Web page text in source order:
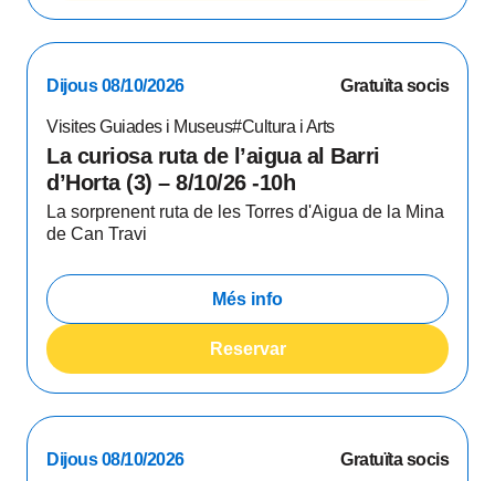
Dijous 08/10/2026 Gratuïta socis
Visites Guiades i Museus#Cultura i Arts
La curiosa ruta de l’aigua al Barri
d’Horta (3) – 8/10/26 -10h
La sorprenent ruta de les Torres d'Aigua de la Mina
de Can Travi
Més info
Reservar
Dijous 08/10/2026 Gratuïta socis